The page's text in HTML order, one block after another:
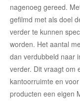
nagenoeg gereed.
gefilmd met als doel
verder te kunnen
worden. Het aantal
dan verdubbeld naar
verder. Dit vraagt om
kantoorruimte en
producten een eigen